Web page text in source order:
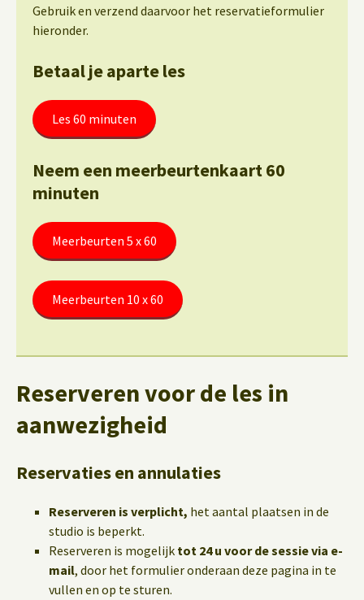
Gebruik en verzend daarvoor het reservatieformulier
hieronder.
Betaal je aparte les
Les 60 minuten
Neem een meerbeurtenkaart 60
minuten
Meerbeurten 5 x 60
Meerbeurten 10 x 60
Reserveren voor de les in
aanwezigheid
Reservaties en annulaties
Reserveren is verplicht, het aantal plaatsen in de
studio is beperkt.
Reserveren is mogelijk tot 24 u voor de sessie via e-
mail, door het formulier onderaan deze pagina in te
vullen en op te sturen.